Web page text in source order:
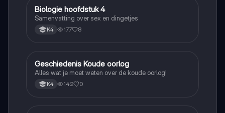
Biologie
Biologie hoofdstuk 4
Samenvatting over sex en dingetjes
K4 177 8
Geschiedenis
Geschiedenis Koude oorlog
Alles wat je moet weten over de koude oorlog!
K4 142 0